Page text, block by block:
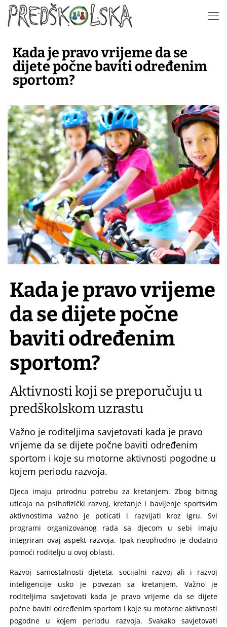
Kada je pravo vrijeme da se
dijete počne baviti određenim
sportom?
Kada je pravo vrijeme
da se dijete počne
baviti određenim
sportom?
Aktivnosti koji se preporučuju u
predškolskom uzrastu
Važno je roditeljima savjetovati kada je pravo
vrijeme da se dijete počne baviti određenim
sportom i koje su motorne aktivnosti pogodne u
kojem periodu razvoja.
Djeca imaju prirodnu potrebu za kretanjem. Zbog bitnog
uticaja na psihofizički razvoj, kretanje i bavljenje sportskim
aktivnostima važno je poticati i razvijati kroz igru. Svi
programi organizovanog rada sa djecom u sebi imaju
integriran ovaj aspekt razvoja. Ipak neophodno je dodatno
pomoći roditelju u ovoj oblasti.
Razvoj samostalnosti djeteta, socijalni razvoj ali i razvoj
inteligencije usko je povezan sa kretanjem. Važno je
roditeljima savjetovati kada je pravo vrijeme da se dijete
počne baviti određenim sportom i koje su motorne aktivnosti
pogodne u kojem periodu razvoja. Svakako savjetovati